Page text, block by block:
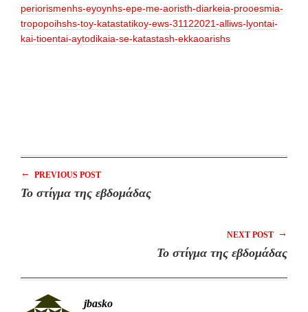
periorismenhs-eyoynhs-epe-me-aoristh-diarkeia-prooesmia-
tropopoihshs-toy-katastatikoy-ews-31122021-alliws-lyontai-
kai-tioentai-aytodikaia-se-katastash-ekkaoarishs
← PREVIOUS POST
Το στίγμα της εβδομάδας
NEXT POST →
Το στίγμα της εβδομάδας
jbasko